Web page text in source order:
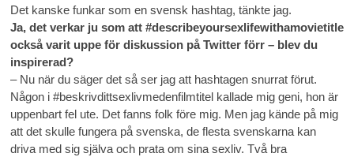
Det kanske funkar som en svensk hashtag, tänkte jag.
Ja, det verkar ju som att #describeyoursexlifewithamovietitle
också varit uppe för diskussion på Twitter förr – blev du
inspirerad?
– Nu när du säger det så ser jag att hashtagen snurrat förut.
Någon i #beskrivdittsexlivmedenfilmtitel kallade mig geni, hon är
uppenbart fel ute. Det fanns folk före mig. Men jag kände på mig
att det skulle fungera på svenska, de flesta svenskarna kan
driva med sig själva och prata om sina sexliv. Två bra